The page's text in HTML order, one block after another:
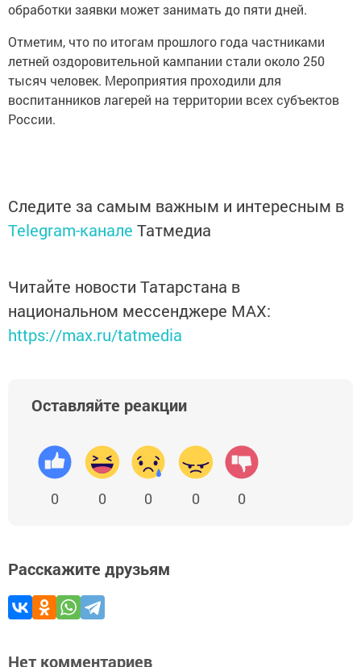
обработки заявки может занимать до пяти дней.
Отметим, что по итогам прошлого года частниками
летней оздоровительной кампании стали около 250
тысяч человек. Мероприятия проходили для
воспитанников лагерей на территории всех субъектов
России.
Следите за самым важным и интересным в
Telegram-канале Татмедиа
Читайте новости Татарстана в
национальном мессенджере MАХ:
https://max.ru/tatmedia
Оставляйте реакции
0 0 0 0 0
Расскажите друзьям
Нет комментариев